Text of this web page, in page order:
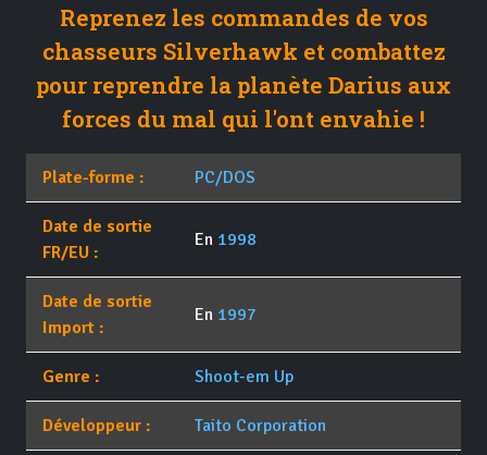
Reprenez les commandes de vos
chasseurs Silverhawk et combattez
pour reprendre la planète Darius aux
forces du mal qui l'ont envahie !
Plate-forme : PC/DOS
Date de sortie
FR/EU :
En 1998
Date de sortie
Import :
En 1997
Genre : Shoot-em Up
Développeur : Taito Corporation